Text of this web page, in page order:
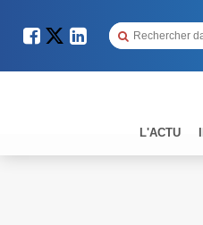
L'ACTU